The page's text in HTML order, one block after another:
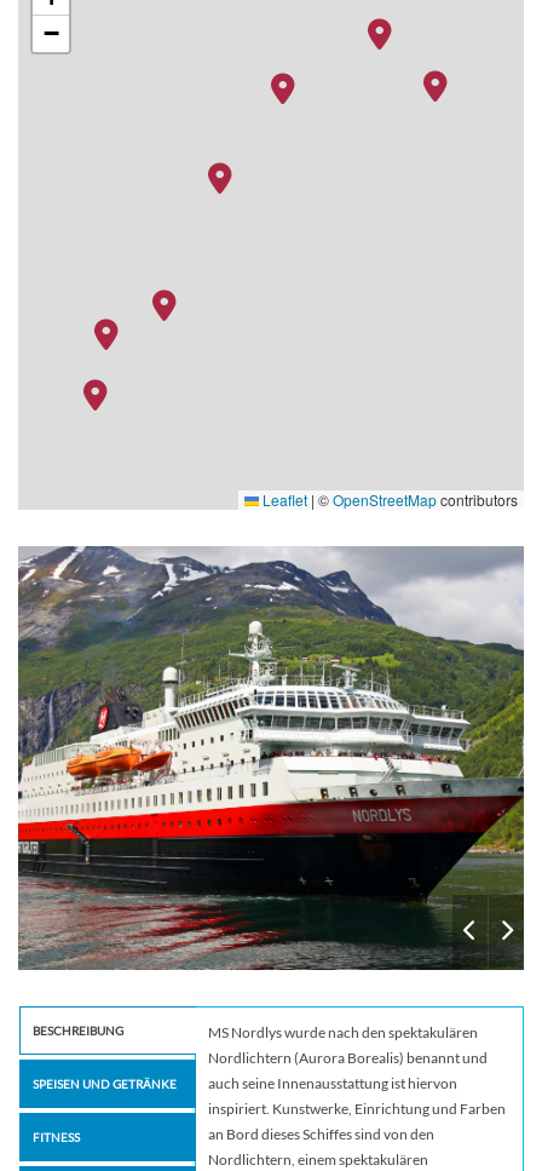
−
Leaflet | ©OpenStreetMapcontributors
BESCHREIBUNG
SPEISEN UND GETRÄNKE
FITNESS
MS Nordlys wurde nach den spektakulären
Nordlichtern (Aurora Borealis) benannt und
auch seine Innenausstattung ist hiervon
inspiriert. Kunstwerke, Einrichtung und Farben
an Bord dieses Schiffes sind von den
Nordlichtern, einem spektakulären